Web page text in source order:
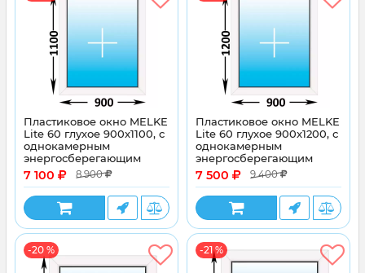
Пластиковое окно MELKE
Lite 60 глухое 900x1100, с
однокамерным
энергосберегающим
стеклопакетом
7 100 8 900
Пластиковое окно MELKE
Lite 60 глухое 900x1200, с
однокамерным
энергосберегающим
стеклопакетом
7 500 9 400
-20 % -21 %